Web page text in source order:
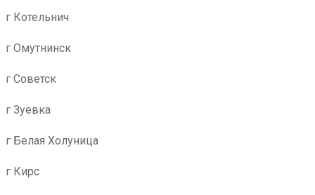
г Котельнич
г Омутнинск
г Советск
г Зуевка
г Белая Холуница
г Кирс